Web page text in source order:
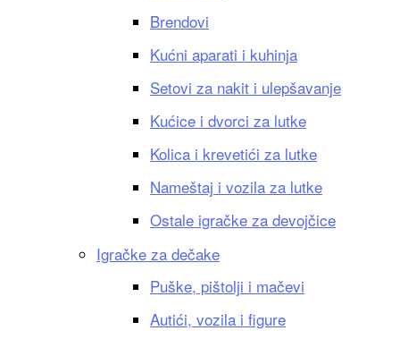
Brendovi
Kućni aparati i kuhinja
Setovi za nakit i ulepšavanje
Kućice i dvorci za lutke
Kolica i krevetići za lutke
Nameštaj i vozila za lutke
Ostale igračke za devojčice
Igračke za dečake
Puške, pištolji i mačevi
Autići, vozila i figure